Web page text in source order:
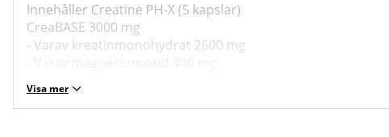
Innehåller Creatine PH-X (5 kapslar)
CreaBASE 3000 mg
- Varav kreatinmonohydrat 2600 mg
Visa mer